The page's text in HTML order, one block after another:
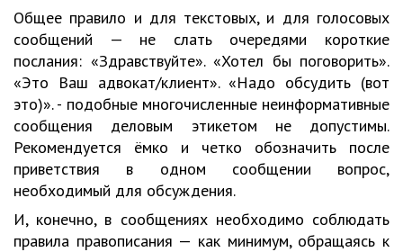
Общее правило и для текстовых, и для голосовых
сообщений — не слать очередями короткие
послания: «Здравствуйте». «Хотел бы поговорить».
«Это Ваш адвокат/клиент». «Надо обсудить (вот
это)». - подобные многочисленные неинформативные
сообщения деловым этикетом не допустимы.
Рекомендуется ёмко и четко обозначить после
приветствия в одном сообщении вопрос,
необходимый для обсуждения.
И, конечно, в сообщениях необходимо соблюдать
правила правописания — как минимум, обращаясь к